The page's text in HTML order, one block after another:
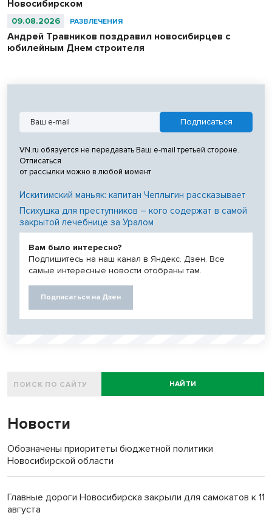
Новосибирском
09.08.2026 РАЗВЛЕЧЕНИЯ
Андрей Травников поздравил новосибирцев с
юбилейным Днем строителя
VN.ru обязуется не передавать Ваш e-mail третьей стороне.
Отписаться
от рассылки можно в любой момент
Искитимский маньяк: капитан Чеплыгин рассказывает
Психушка для преступников – кого содержат в самой
закрытой лечебнице за Уралом
Вам было интересно?
Подпишитесь на наш канал в Яндекс. Дзен. Все
самые интересные новости отобраны там.
Подписаться на Дзен
НАЙТИ
Новости
Обозначены приоритеты бюджетной политики
Новосибирской области
Главные дороги Новосибирска закрыли для самокатов к 11
августа